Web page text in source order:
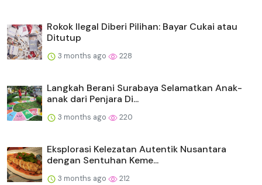
Rokok Ilegal Diberi Pilihan: Bayar Cukai atau
Ditutup
3 months ago 228
Langkah Berani Surabaya Selamatkan Anak-
anak dari Penjara Di...
3 months ago 220
Eksplorasi Kelezatan Autentik Nusantara
dengan Sentuhan Keme...
3 months ago 212